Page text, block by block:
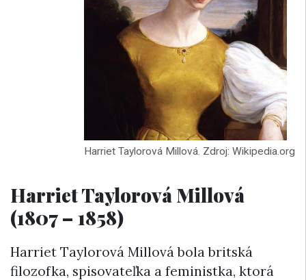
Harriet Taylorová Millová. Zdroj: Wikipedia.org
Harriet Taylorová Millová
(1807 – 1858)
Harriet Taylorová Millová bola britská
filozofka, spisovateľka a feministka, ktorá